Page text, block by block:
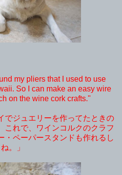
my pliers that I used to use
So I can make an easy wire
on the wine cork crafts."
でジュエリーを作ってたときの
これで、ワインコルクのクラフ
・ペーパースタンドも作れるし
ね。」